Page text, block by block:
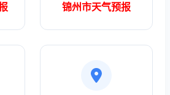
锦州市天气预报